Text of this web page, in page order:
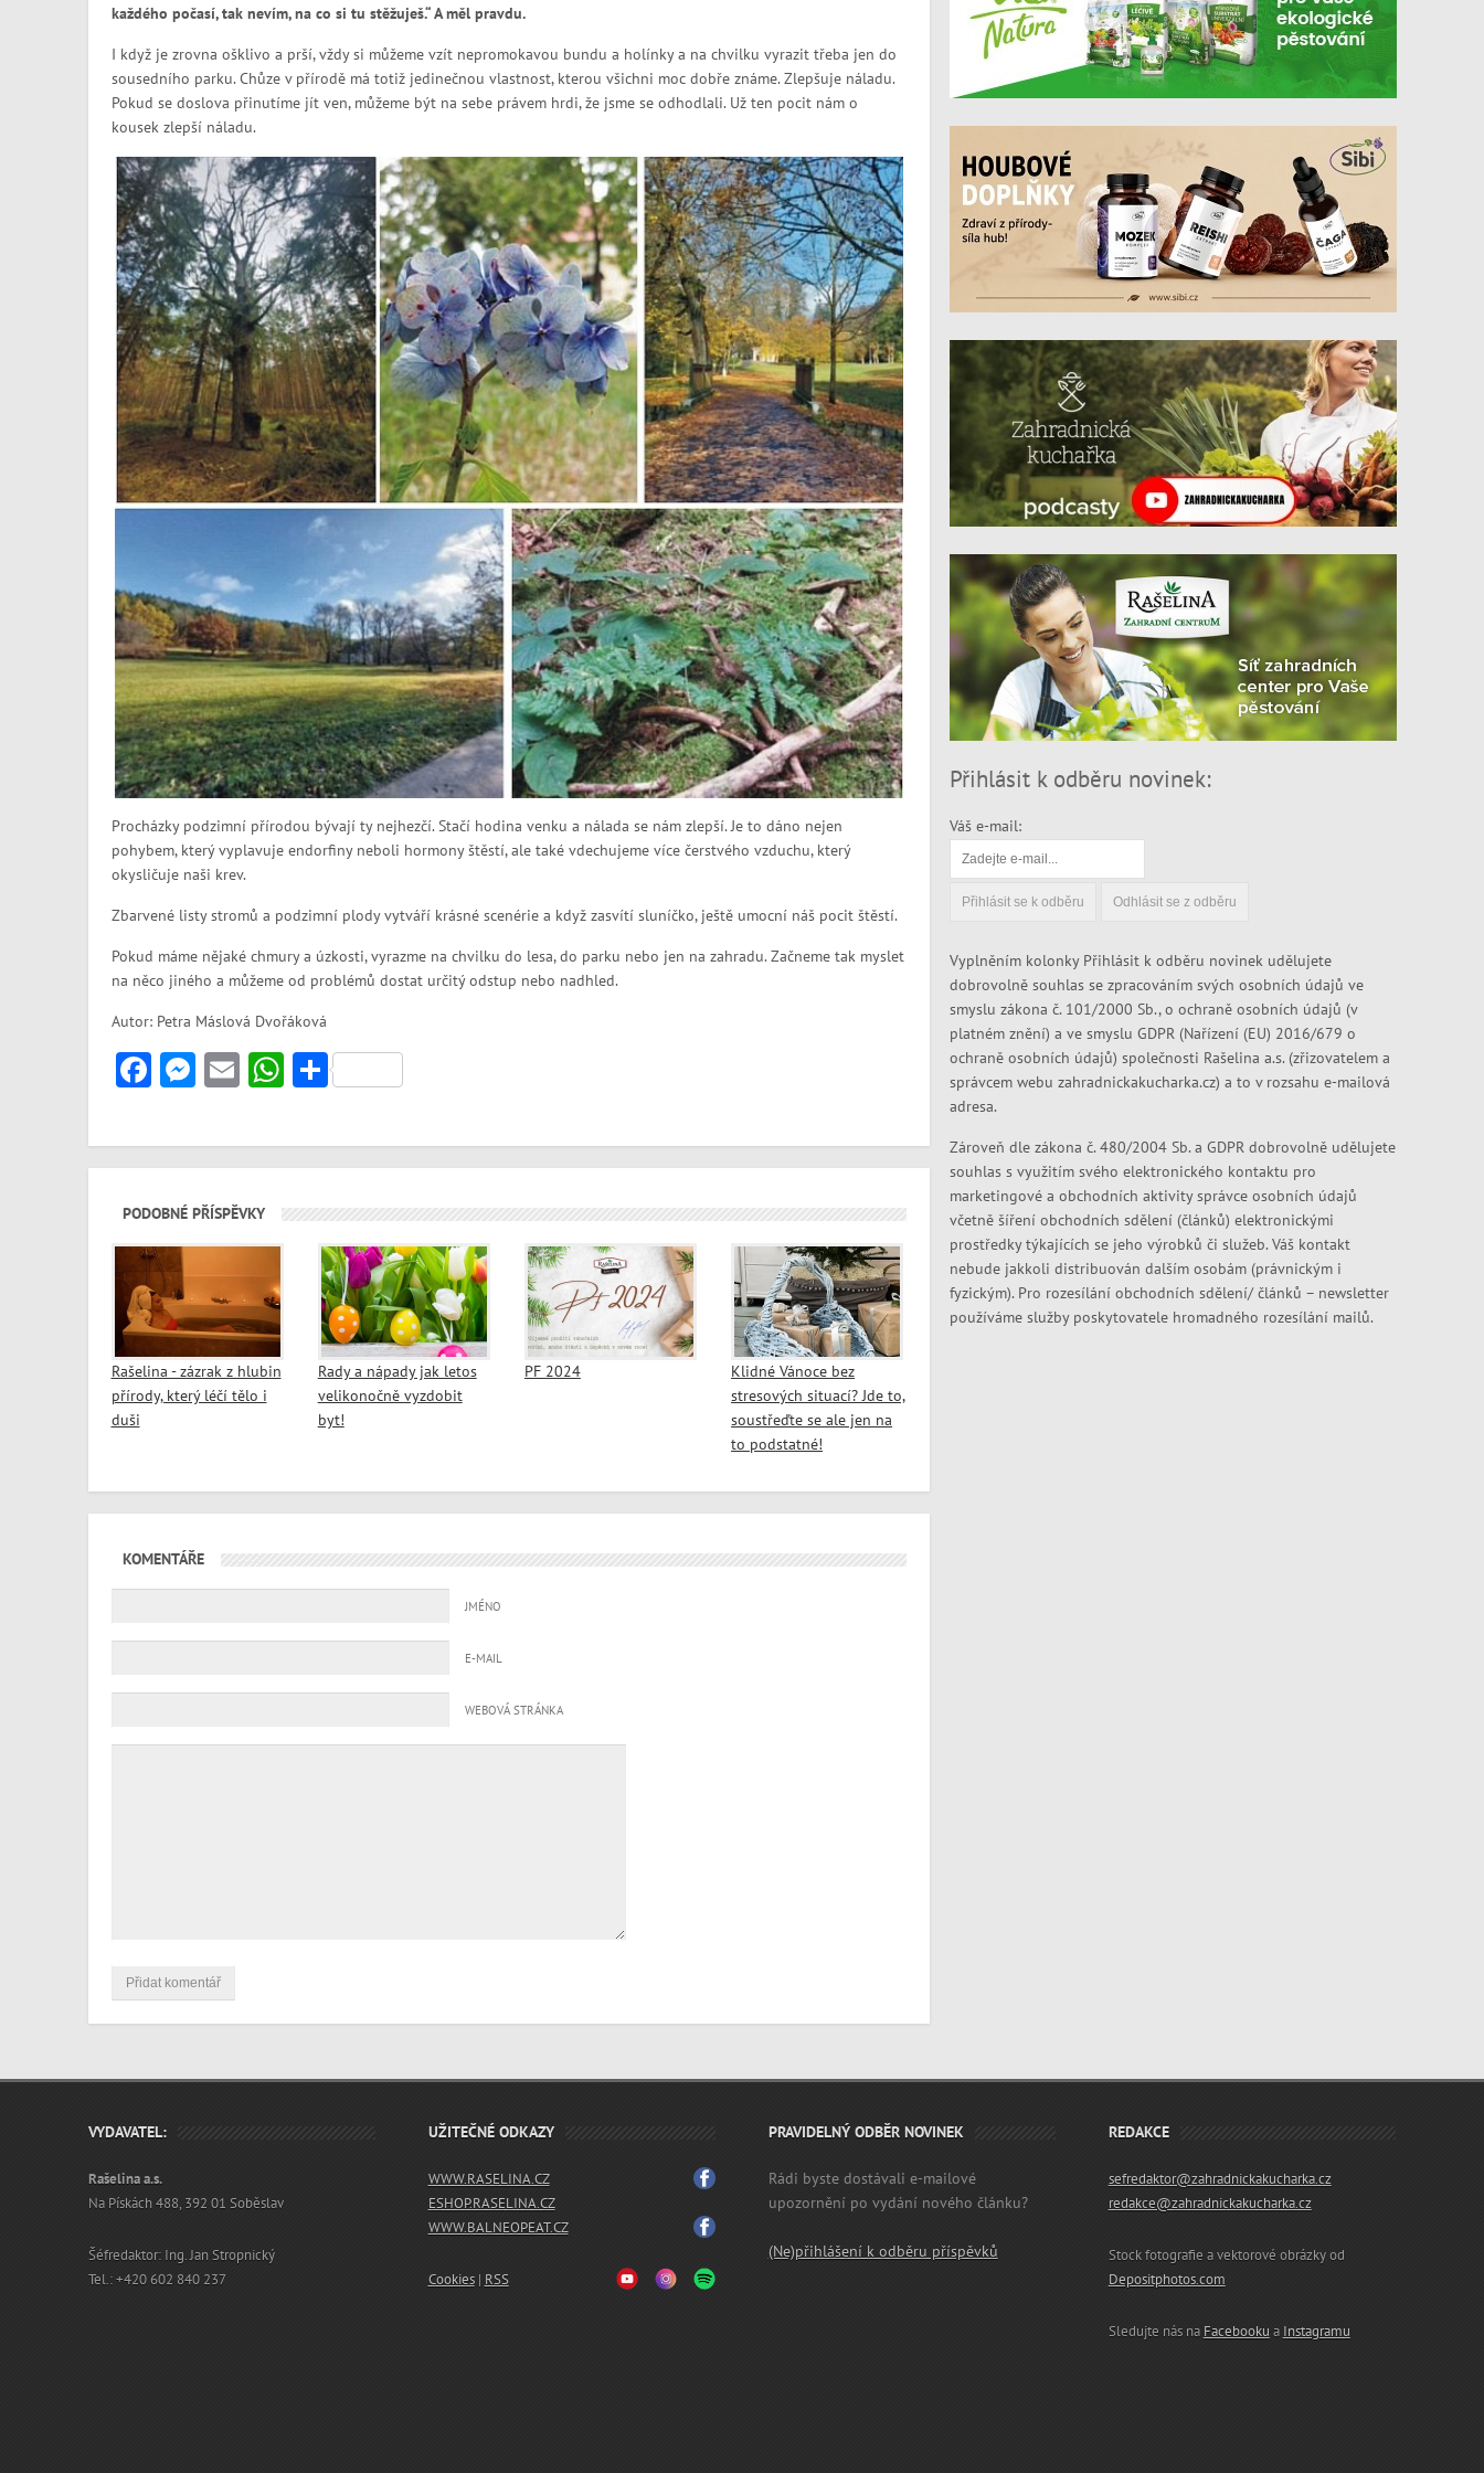
každého počasí, tak nevím, na co si tu stěžuješ.“ A měl pravdu.
I když je zrovna ošklivo a prší, vždy si můžeme vzít nepromokavou bundu a holínky a na chvilku vyrazit třeba jen do
sousedního parku. Chůze v přírodě má totiž jedinečnou vlastnost, kterou všichni moc dobře známe. Zlepšuje náladu.
Pokud se doslova přinutíme jít ven, můžeme být na sebe právem hrdi, že jsme se odhodlali. Už ten pocit nám o
kousek zlepší náladu.
Procházky podzimní přírodou bývají ty nejhezčí. Stačí hodina venku a nálada se nám zlepší. Je to dáno nejen
pohybem, který vyplavuje endorfiny neboli hormony štěstí, ale také vdechujeme více čerstvého vzduchu, který
okysličuje naši krev.
Zbarvené listy stromů a podzimní plody vytváří krásné scenérie a když zasvítí sluníčko, ještě umocní náš pocit štěstí.
Pokud máme nějaké chmury a úzkosti, vyrazme na chvilku do lesa, do parku nebo jen na zahradu. Začneme tak myslet
na něco jiného a můžeme od problémů dostat určitý odstup nebo nadhled.
Autor: Petra Máslová Dvořáková
Facebook
Messenger
EmailWhatsApp
Share
PODOBNÉ PŘÍSPĚVKY
Rašelina - zázrak z hlubin
přírody, který léčí tělo i
duši
Rady a nápady jak letos
velikonočně vyzdobit
byt!
PF 2024
Klidné Vánoce bez
stresových situací? Jde to,
soustřeďte se ale jen na
to podstatné!
KOMENTÁŘE
JMÉNO
E-MAIL
WEBOVÁ STRÁNKA
Přihlásit k odběru novinek:
Váš e-mail:
Vyplněním kolonky Přihlásit k odběru novinek udělujete
dobrovolně souhlas se zpracováním svých osobních údajů ve
smyslu zákona č. 101/2000 Sb., o ochraně osobních údajů (v
platném znění) a ve smyslu GDPR (Nařízení (EU) 2016/679 o
ochraně osobních údajů) společnosti Rašelina a.s. (zřizovatelem a
správcem webu zahradnickakucharka.cz) a to v rozsahu e-mailová
adresa.
Zároveň dle zákona č. 480/2004 Sb. a GDPR dobrovolně udělujete
souhlas s využitím svého elektronického kontaktu pro
marketingové a obchodních aktivity správce osobních údajů
včetně šíření obchodních sdělení (článků) elektronickými
prostředky týkajících se jeho výrobků či služeb. Váš kontakt
nebude jakkoli distribuován dalším osobám (právnickým i
fyzickým). Pro rozesílání obchodních sdělení/ článků – newsletter
používáme služby poskytovatele hromadného rozesílání mailů.
VYDAVATEL:
Rašelina a.s.
Na Pískách 488, 392 01 Soběslav
Šéfredaktor: Ing. Jan Stropnický
Tel.: +420 602 840 237
UŽITEČNÉ ODKAZY
WWW.RASELINA.CZ
ESHOP.RASELINA.CZ
WWW.BALNEOPEAT.CZ
Cookies| RSS
PRAVIDELNÝ ODBĚR NOVINEK
Rádi byste dostávali e-mailové
upozornění po vydání nového článku?
(Ne)přihlášení k odběru příspěvků
REDAKCE
sefredaktor@zahradnickakucharka.cz
redakce@zahradnickakucharka.cz
Stock fotografie a vektorové obrázky od
Depositphotos.com
Sledujte nás na Facebooku a Instagramu